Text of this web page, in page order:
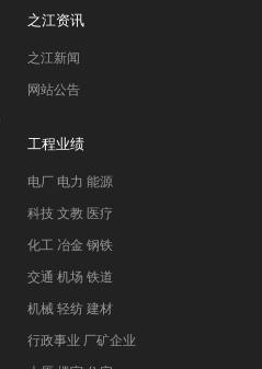
之江资讯
之江新闻
网站公告
工程业绩
电厂 电力 能源
科技 文教 医疗
化工 冶金 钢铁
交通 机场 铁道
机械 轻纺 建材
行政事业 厂矿企业